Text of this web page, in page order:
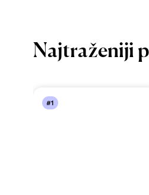
Najtraženiji
#1